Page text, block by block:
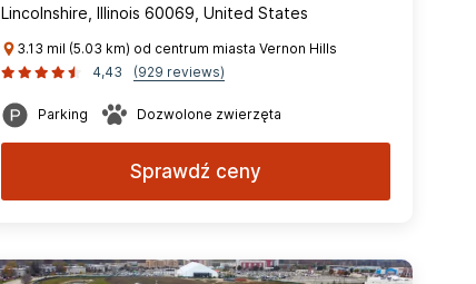
Lincolnshire, Illinois 60069, United States
3.13 mil (5.03 km) od centrum miasta Vernon Hills
4,43
(929 reviews)
Parking Dozwolone zwierzęta
Sprawdź ceny